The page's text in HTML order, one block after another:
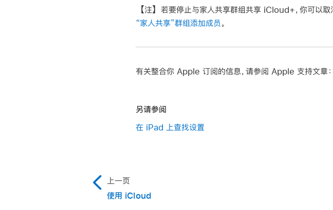
【注】 若要停止与家人共享群组共享 iCloud+，你可以取
“家人共享”群组添加成员 。
有关整合你 Apple 订阅的信息，请参阅 Apple 支持文章：
另请参阅
在 iPad 上查找设置
上一页
使用 iCloud